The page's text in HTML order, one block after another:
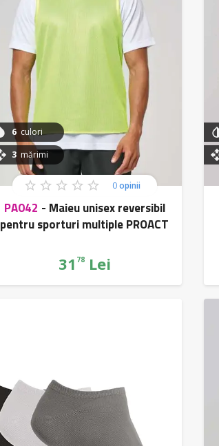
0opinii
3 mărimi
6 culori
PA042 - Maieu unisex reversibil
pentru sporturi multiple PROACT
31 78Lei